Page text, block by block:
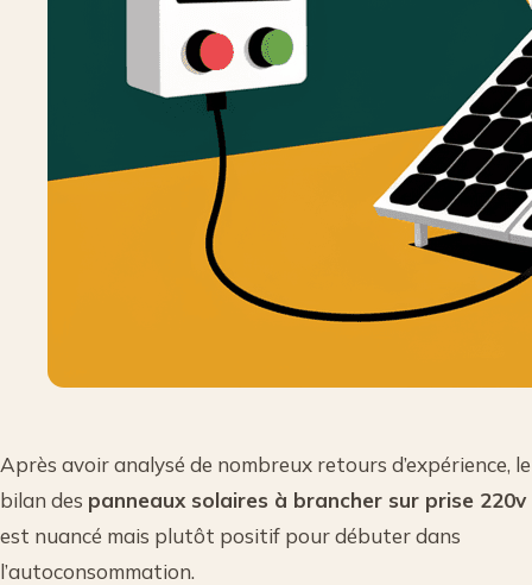
Après avoir analysé de nombreux retours d’expérience, le
bilan des panneaux solaires à brancher sur prise 220v
est nuancé mais plutôt positif pour débuter dans
l’autoconsommation.